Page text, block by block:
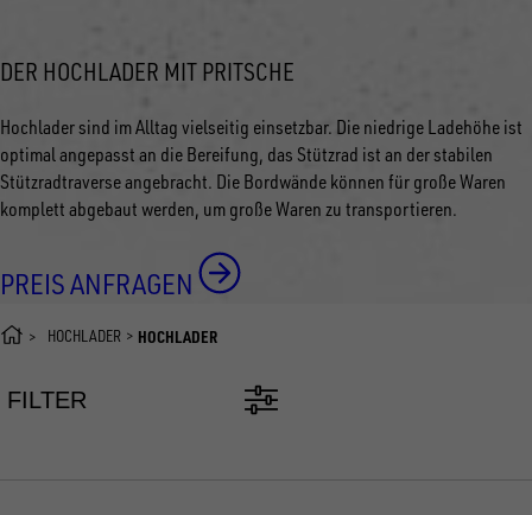
DER HOCHLADER MIT PRITSCHE
Hochlader sind im Alltag vielseitig einsetzbar. Die niedrige Ladehöhe ist
optimal angepasst an die Bereifung, das Stützrad ist an der stabilen
Stützradtraverse angebracht. Die Bordwände können für große Waren
komplett abgebaut werden, um große Waren zu transportieren.
PREIS ANFRAGEN
HOCHLADER HOCHLADER
FILTER